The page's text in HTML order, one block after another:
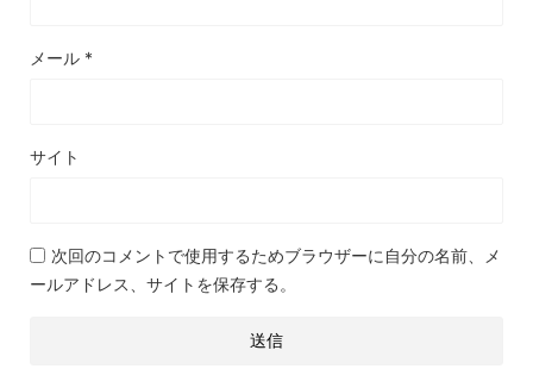
メール *
サイト
次回のコメントで使用するためブラウザーに自分の名前、メ
ールアドレス、サイトを保存する。